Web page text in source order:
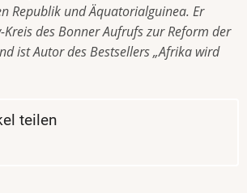
Republik und Äquatorialguinea. Er
des Bonner Aufrufs zur Reform der
ist Autor des Bestsellers „Afrika wird
teilen